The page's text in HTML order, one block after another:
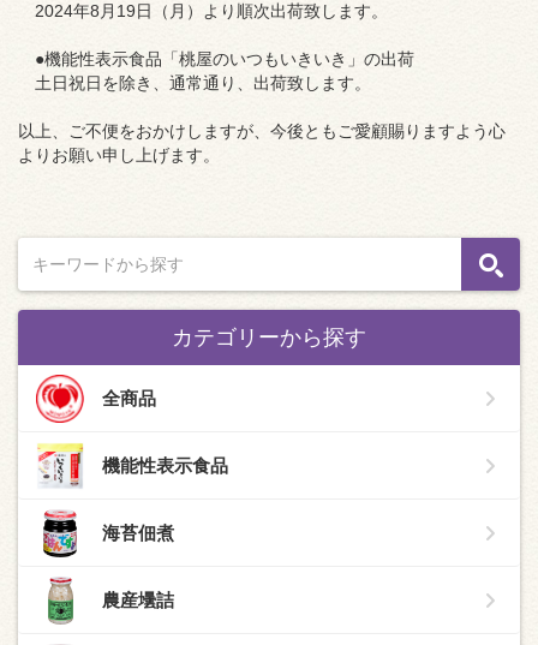
2024年8月19日（月）より順次出荷致します。
●機能性表示食品「桃屋のいつもいきいき」の出荷
土日祝日を除き、通常通り、出荷致します。
以上、ご不便をおかけしますが、今後ともご愛顧賜りますよう心
よりお願い申し上げます。
カテゴリーから探す
全商品
機能性表示食品
海苔佃煮
農産壜詰